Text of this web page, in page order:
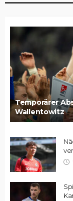
Temporärer
Wallentowitz